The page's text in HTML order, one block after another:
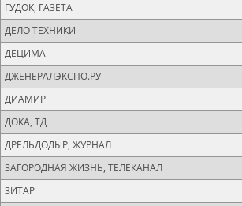
ГУДОК, ГАЗЕТА
ДЕЛО ТЕХНИКИ
ДЕЦИМА
ДЖЕНЕРАЛЭКСПО.РУ
ДИАМИР
ДОКА, ТД
ДРЕЛЬДОДЫР, ЖУРНАЛ
ЗАГОРОДНАЯ ЖИЗНЬ, ТЕЛЕКАНАЛ
ЗИТАР